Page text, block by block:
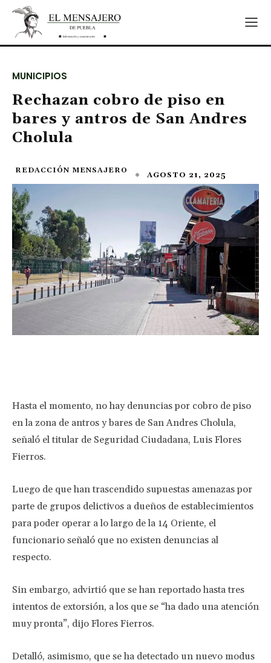
MUNICIPIOS
Rechazan cobro de piso en
bares y antros de San Andres
Cholula
REDACCIÓN MENSAJERO AGOSTO 21, 2025
Hasta el momento, no hay denuncias por cobro de piso
en la zona de antros y bares de San Andres Cholula,
señaló el titular de Seguridad Ciudadana, Luis Flores
Fierros.
Luego de que han trascendido supuestas amenazas por
parte de grupos delictivos a dueños de establecimientos
para poder operar a lo largo de la 14 Oriente, el
funcionario señaló que no existen denuncias al
respecto.
Sin embargo, advirtió que se han reportado hasta tres
intentos de extorsión, a los que se “ha dado una atención
muy pronta”, dijo Flores Fierros.
Detalló, asimismo, que se ha detectado un nuevo modus